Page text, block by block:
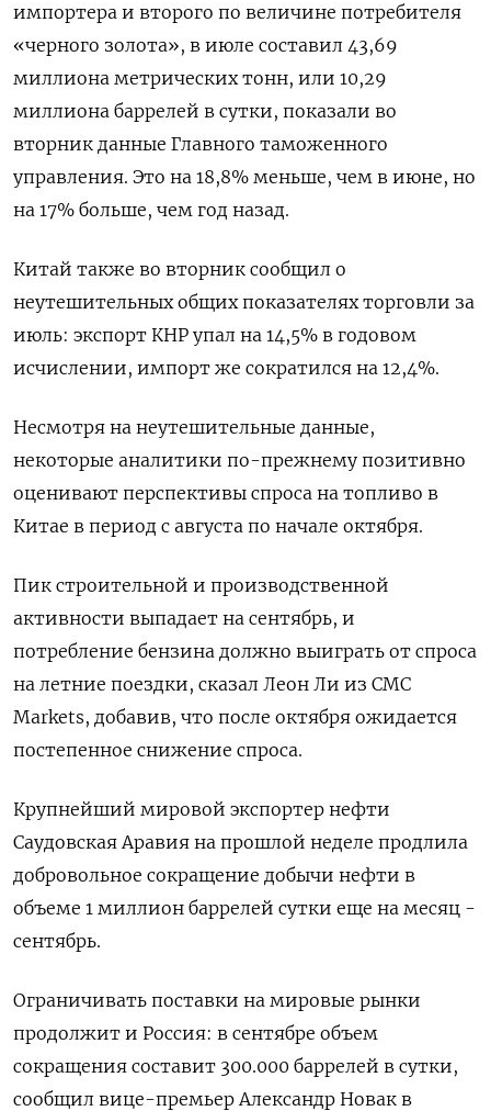
импортера и второго по величине потребителя
«черного золота», в июле составил 43,69
миллиона метрических тонн, или 10,29
миллиона баррелей в сутки, показали во
вторник данные Главного таможенного
управления. Это на 18,8% меньше, чем в июне, но
на 17% больше, чем год назад.
Китай также во вторник сообщил о
неутешительных общих показателях торговли за
июль: экспорт КНР упал на 14,5% в годовом
исчислении, импорт же сократился на 12,4%.
Несмотря на неутешительные данные,
некоторые аналитики по-прежнему позитивно
оценивают перспективы спроса на топливо в
Китае в период с августа по начале октября.
Пик строительной и производственной
активности выпадает на сентябрь, и
потребление бензина должно выиграть от спроса
на летние поездки, сказал Леон Ли из CMC
Markets, добавив, что после октября ожидается
постепенное снижение спроса.
Крупнейший мировой экспортер нефти
Саудовская Аравия на прошлой неделе продлила
добровольное сокращение добычи нефти в
объеме 1 миллион баррелей сутки еще на месяц -
сентябрь.
Ограничивать поставки на мировые рынки
продолжит и Россия: в сентябре объем
сокращения составит 300.000 баррелей в сутки,
сообщил вице-премьер Александр Новак в